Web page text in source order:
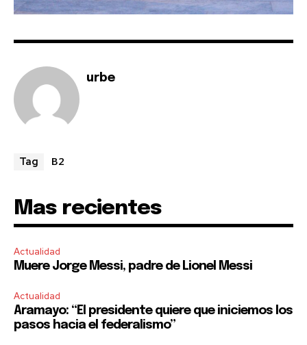
urbe
Tag B2
Mas recientes
Actualidad
Muere Jorge Messi, padre de Lionel Messi
Actualidad
Aramayo: “El presidente quiere que iniciemos los
pasos hacia el federalismo”